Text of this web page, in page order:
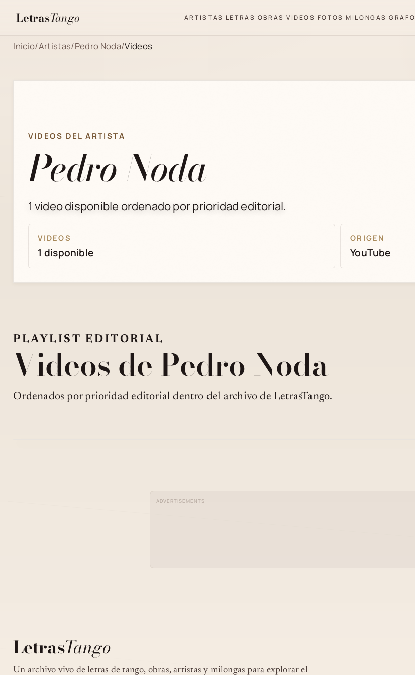
LetrasTango ARTISTAS LETRAS OBRAS VIDEOS FOTOS MILONGAS GRAFO
Inicio/Artistas/Pedro Noda/Videos
VIDEOS DEL ARTISTA
Pedro Noda
1 video disponible ordenado por prioridad editorial.
VIDEOS
1 disponible
ORIGEN
YouTube
PLAYLIST EDITORIAL
Videos de Pedro Noda
Ordenados por prioridad editorial dentro del archivo de LetrasTango.
ADVERTISEMENTS
LetrasTango
Un archivo vivo de letras de tango, obras, artistas y milongas para explorar el